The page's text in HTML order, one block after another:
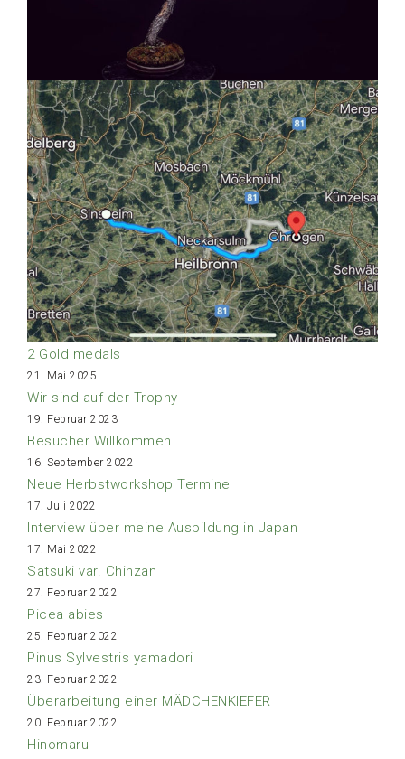
2 Gold medals
21. Mai 2025
Wir sind auf der Trophy
19. Februar 2023
Besucher Willkommen
16. September 2022
Neue Herbstworkshop Termine
17. Juli 2022
Interview über meine Ausbildung in Japan
17. Mai 2022
Satsuki var. Chinzan
27. Februar 2022
Picea abies
25. Februar 2022
Pinus Sylvestris yamadori
23. Februar 2022
Überarbeitung einer MÄDCHENKIEFER
20. Februar 2022
Hinomaru